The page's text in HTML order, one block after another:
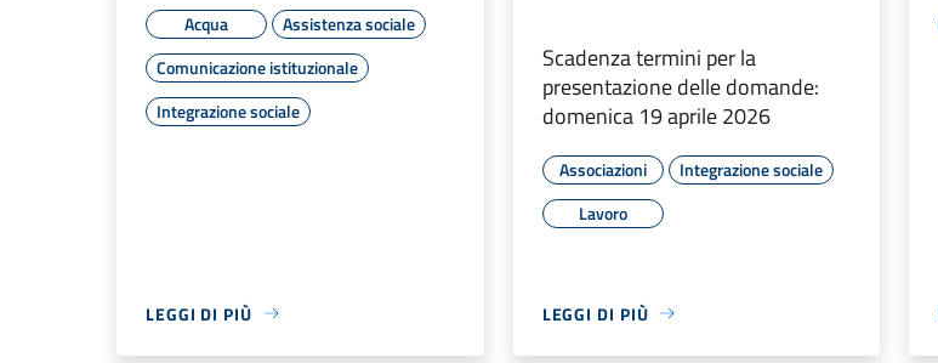
Acqua
Assistenza sociale
Comunicazione istituzionale
Integrazione sociale
LEGGI DI PIÙ
Scadenza termini per la
presentazione delle domande:
domenica 19 aprile 2026
Associazioni
Integrazione sociale
Lavoro
LEGGI DI PIÙ